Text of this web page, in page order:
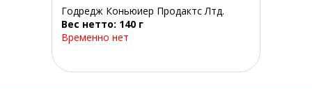
Годредж Коньюиер Продактс Лтд.
Вес нетто: 140 г
Временно нет